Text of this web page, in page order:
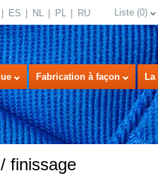
ES NL PL RU Liste (0)
Fabrication à façon
finissage